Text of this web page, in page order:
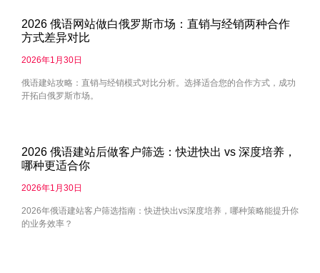
2026 俄语网站做白俄罗斯市场：直销与经销两种合作
方式差异对比
2026年1月30日
俄语建站攻略：直销与经销模式对比分析。选择适合您的合作方式，成功
开拓白俄罗斯市场。
2026 俄语建站后做客户筛选：快进快出 vs 深度培养，
哪种更适合你
2026年1月30日
2026年俄语建站客户筛选指南：快进快出vs深度培养，哪种策略能提升你
的业务效率？